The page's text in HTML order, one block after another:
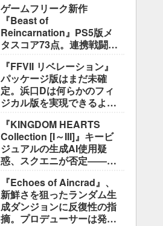
説明
ゲームフリーク新作
『Beast of
Reincarnation』PS5版メ
タスコア73点。連携戦闘は
き”には不満
『FFVII リベレーション』
パッケージ版はまだ未確
定。浜口Dは何らかのフィ
ジカル版を実現できるよう
『KINGDOM HEARTS
Collection [I～III]』キービ
ジュアルの生成AI使用疑
惑、スクエニが否定――不
ス」
『Echoes of Aincrad』、
新鮮さを狙ったランダム生
成ダンジョンに反復性の指
摘。プロデューサーは発売